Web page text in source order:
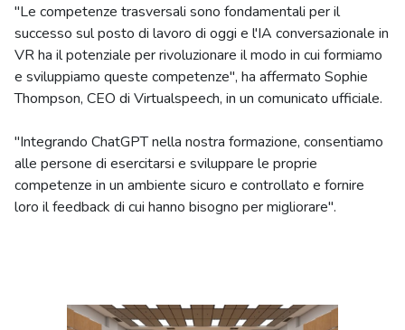
"Le competenze trasversali sono fondamentali per il
successo sul posto di lavoro di oggi e l'IA conversazionale in
VR ha il potenziale per rivoluzionare il modo in cui formiamo
e sviluppiamo queste competenze", ha affermato Sophie
Thompson, CEO di Virtualspeech, in un comunicato ufficiale.
"Integrando ChatGPT nella nostra formazione, consentiamo
alle persone di esercitarsi e sviluppare le proprie
competenze in un ambiente sicuro e controllato e fornire
loro il feedback di cui hanno bisogno per migliorare".